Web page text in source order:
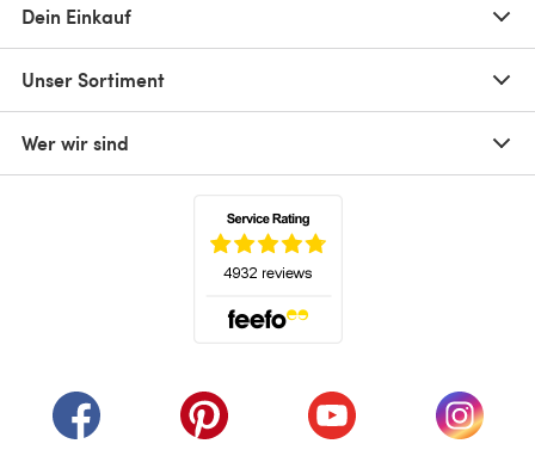
Dein Einkauf
Unser Sortiment
Wer wir sind
(öffnet sich in einem neuen Tab)
(öffnet sich in einem neuen Tab)
(öffnet sich in einem
(öffnet